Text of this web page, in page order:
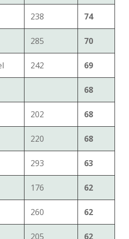
238 74
285 70
242 69
68
202 68
220 68
293 63
176 62
260 62
205 62